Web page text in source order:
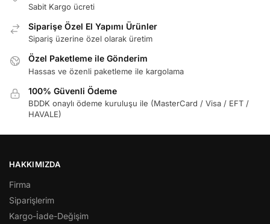
Sabit Kargo ücreti
Siparişe Özel El Yapımı Ürünler
Sipariş üzerine özel olarak üretim
Özel Paketleme ile Gönderim
Hassas ve özenli paketleme ile kargolama
100% Güvenli Ödeme
BDDK onaylı ödeme kuruluşu ile (MasterCard / Visa / EFT /
HAVALE)
HAKKIMIZDA
Firma
Siparişlerim
Kargo-İade-Değişim